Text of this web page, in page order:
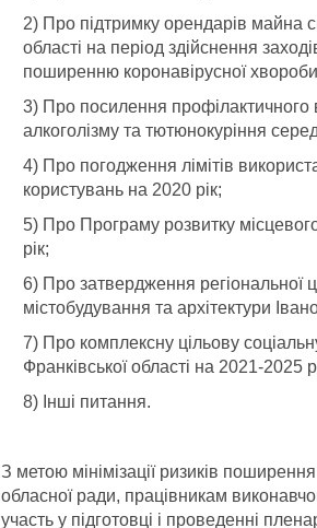
2) Про підтримку орендарів майна
області на період здійснення
поширенню коронавірусної
3) Про посилення профілактичного
алкоголізму та тютюнокуріння
4) Про погодження лімітів
користувань на 2020 рік;
5) Про Програму розвитку
рік;
6) Про затвердження регіональної
містобудування та архітектури
7) Про комплексну цільову
Франківської області на 2021-2025
8) Інші питання.
З метою мінімізації ризиків
обласної ради, працівникам
участь у підготовці і проведенні